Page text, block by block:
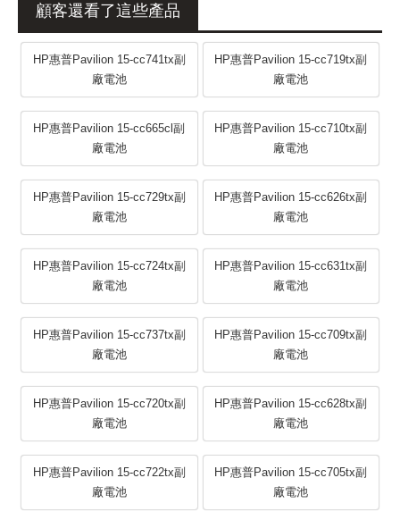
顧客還看了這些產品
HP惠普Pavilion 15-cc741tx副
廠電池
HP惠普Pavilion 15-cc719tx副
廠電池
HP惠普Pavilion 15-cc665cl副
廠電池
HP惠普Pavilion 15-cc710tx副
廠電池
HP惠普Pavilion 15-cc729tx副
廠電池
HP惠普Pavilion 15-cc626tx副
廠電池
HP惠普Pavilion 15-cc724tx副
廠電池
HP惠普Pavilion 15-cc631tx副
廠電池
HP惠普Pavilion 15-cc737tx副
廠電池
HP惠普Pavilion 15-cc709tx副
廠電池
HP惠普Pavilion 15-cc720tx副
廠電池
HP惠普Pavilion 15-cc628tx副
廠電池
HP惠普Pavilion 15-cc722tx副
廠電池
HP惠普Pavilion 15-cc705tx副
廠電池